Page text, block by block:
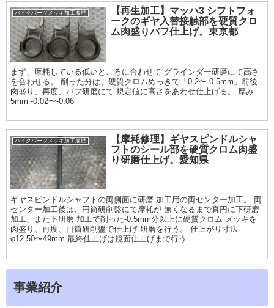
バイクパーツメッキ加工履歴
【再生加工】マッハ3 シフトフォ
ークのギヤ入替接触部を硬質クロ
ム肉盛りバフ仕上げ。東京都
まず、摩耗している低いところに合わせて グラインダー研磨にて高さ
を合わせる。 削った分は、硬質クロムめっきで「0.2〜 0.5mm」前後
肉盛り、再度、バフ研磨にて 規定値に高さをあわせ仕上げる。 厚み
5mm -0.02〜-0.06
バイクパーツメッキ加工履歴
【摩耗修理】ギヤスピンドルシャ
フトのシール部を硬質クロム肉盛
り研磨仕上げ。愛知県
ギヤスピンドルシャフトの両側面に研磨 加工用の両センター加工。 両
センター加工後は、円筒研削盤にて摩耗が 無くなるまで真円に下研磨
加工、また下研磨 加工で削った-0.5mm分以上に硬質クロム メッキを
肉盛り、再度、円筒研削盤で仕上げ 研磨を行う。 仕上がり寸法
φ12.50〜49mm 最終仕上げは鏡面仕上げまで行う
事業紹介